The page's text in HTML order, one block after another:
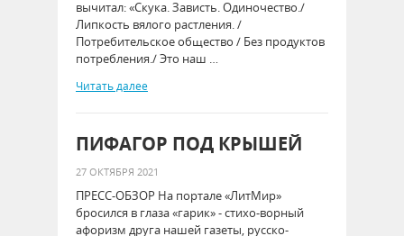
вычитал: «Скука. Зависть. Одиночество./
Липкость вялого растления. /
Потребительское общество / Без продуктов
потребления./ Это наш …
Читать далее
ПИФАГОР ПОД КРЫШЕЙ
27 ОКТЯБРЯ 2021
ПРЕСС-ОБЗОР На портале «ЛитМир»
бросился в глаза «гарик» - стихо-ворный
афоризм друга нашей газеты, русско-